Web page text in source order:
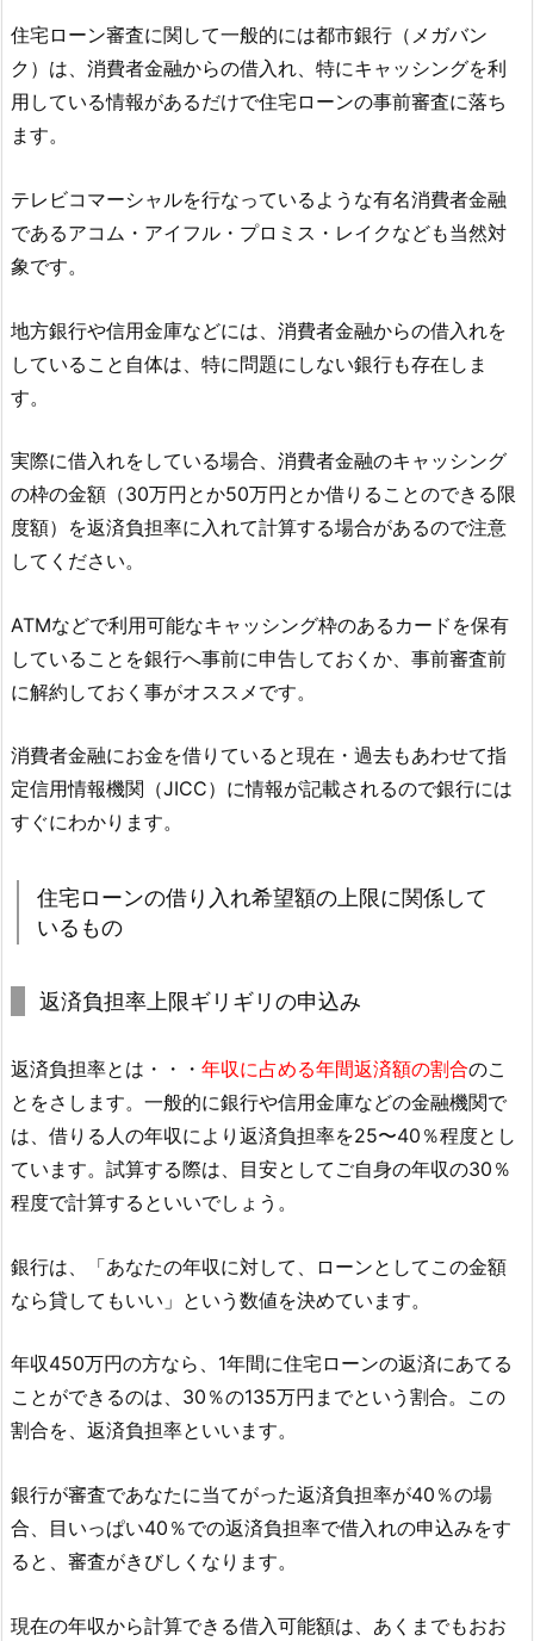
住宅ローン審査に関して一般的には都市銀行（メガバン
ク）は、消費者金融からの借入れ、特にキャッシングを利
用している情報があるだけで住宅ローンの事前審査に落ち
ます。
テレビコマーシャルを行なっているような有名消費者金融
であるアコム・アイフル・プロミス・レイクなども当然対
象です。
地方銀行や信用金庫などには、消費者金融からの借入れを
していること自体は、特に問題にしない銀行も存在しま
す。
実際に借入れをしている場合、消費者金融のキャッシング
の枠の金額（30万円とか50万円とか借りることのできる限
度額）を返済負担率に入れて計算する場合があるので注意
してください。
ATMなどで利用可能なキャッシング枠のあるカードを保有
していることを銀行へ事前に申告しておくか、事前審査前
に解約しておく事がオススメです。
消費者金融にお金を借りていると現在・過去もあわせて指
定信用情報機関（JICC）に情報が記載されるので銀行には
すぐにわかります。
住宅ローンの借り入れ希望額の上限に関係して
いるもの
返済負担率上限ギリギリの申込み
返済負担率とは・・・ 年収に占める年間返済額の割合のこ
とをさします。一般的に銀行や信用金庫などの金融機関で
は、借りる人の年収により返済負担率を25〜40％程度とし
ています。試算する際は、目安としてご自身の年収の30％
程度で計算するといいでしょう。
銀行は、「あなたの年収に対して、ローンとしてこの金額
なら貸してもいい」という数値を決めています。
年収450万円の方なら、1年間に住宅ローンの返済にあてる
ことができるのは、30％の135万円までという割合。この
割合を、返済負担率といいます。
銀行が審査であなたに当てがった返済負担率が40％の場
合、目いっぱい40％での返済負担率で借入れの申込みをす
ると、審査がきびしくなります。
現在の年収から計算できる借入可能額は、あくまでもおお